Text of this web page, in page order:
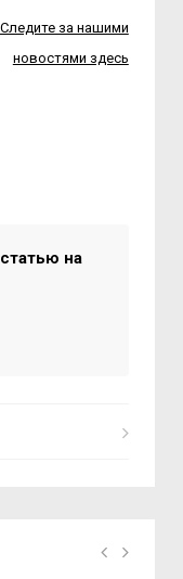
Следите за нашими
новостями здесь
на